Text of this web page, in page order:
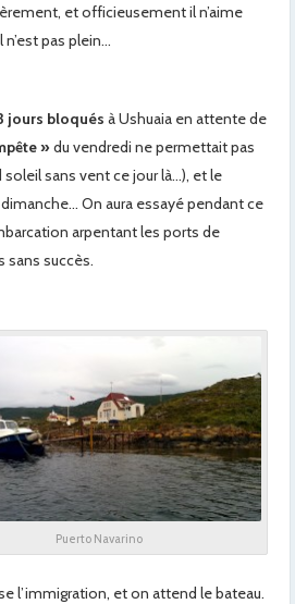
et officieusement il n’aime
n’est pas plein…
jours bloqués à Ushuaia en attente de
» du vendredi ne permettait pas
soleil sans vent ce jour là…), et le
On aura essayé pendant ce
arpentant les ports de
sans succès.
Puerto Navarino
l’immigration, et on attend le bateau.